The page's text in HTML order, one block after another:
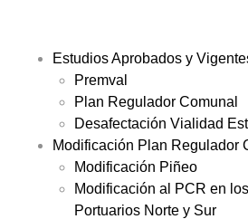
Estudios Aprobados y
Premval
Plan Regulador Comunal
Desafectación Vialidad
Modificación Plan Regulador
Modificación Piñeo
Modificación al PCR en
Portuarios Norte y Sur